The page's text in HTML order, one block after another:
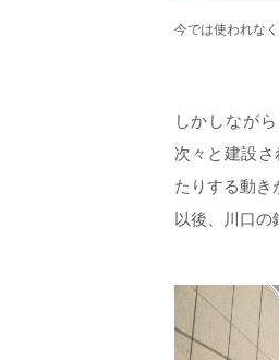
今では使われな
しかしなが
次々と建設
たりする動き
以後、川口の